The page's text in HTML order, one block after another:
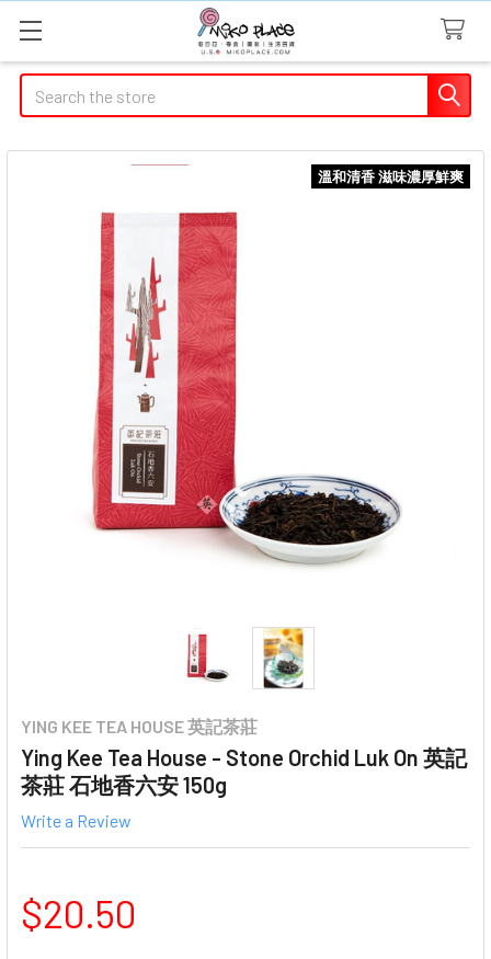
Search
YING KEE TEA HOUSE 英記茶莊
Ying Kee Tea House - Stone Orchid Luk On 英記
茶莊 石地香六安 150g
Write a Review
溫和清香 滋味濃厚鮮爽
$20.50